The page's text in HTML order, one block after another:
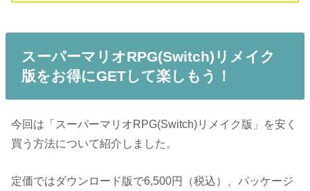
スーパーマリオRPG(Switch)リメイク
版をお得にGETして楽しもう！
今回は「スーパーマリオRPG(Switch)リメイク版」を安く
買う方法について紹介しました。
定価ではダウンロード版で6,500円（税込）、パッケージ